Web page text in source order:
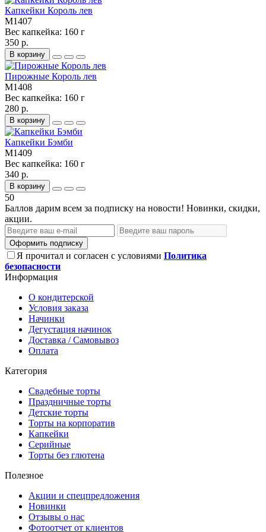
Капкейки Король лев
M1407
Вес капкейка: 160 г
350 р.
В корзину
Пирожные Король лев
M1408
Вес капкейка: 160 г
280 р.
В корзину
Капкейки Бэмби
M1409
Вес капкейка: 160 г
340 р.
В корзину
50
Баллов дарим всем за подписку на новости! Новинки, скидки,
акции.
Оформить подписку
Я прочитал и согласен с условиями Политика
безопасности
Информация
О кондитерской
Условия заказа
Начинки
Дегустация начинок
Доставка / Самовывоз
Оплата
Категория
Свадебные торты
Праздничные торты
Детские торты
Торты на корпоратив
Капкейки
Серийные
Торты без глютена
Полезное
Акции и спецпредложения
Новинки
Отзывы о нас
Фотоотчет от клиентов